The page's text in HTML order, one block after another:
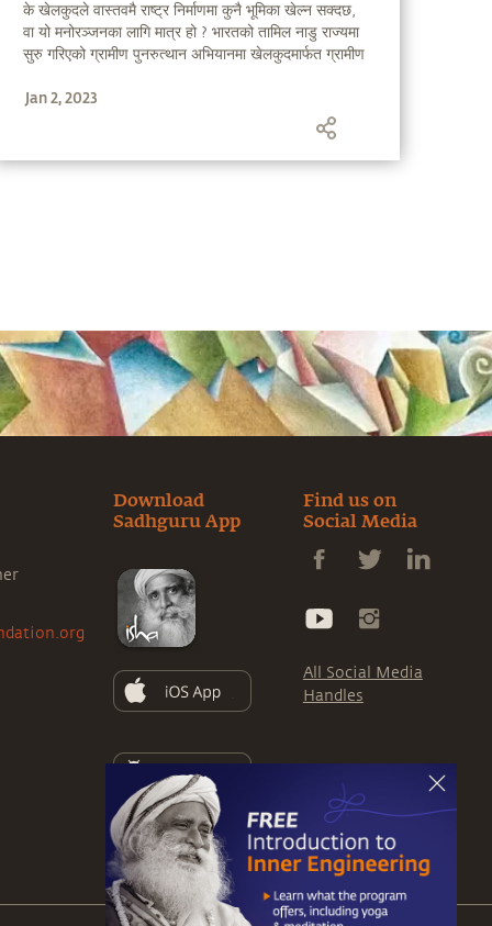
के खेलकुदले वास्तवमै राष्ट्र निर्माणमा कुनै भूमिका खेल्न सक्दछ,
वा यो मनोरञ्जनका लागि मात्र हो ? भारतको तामिल नाडु राज्यमा
सुरु गरिएको ग्रामीण पुनरुत्थान अभियानमा खेलकुदमार्फत ग्रामीण
हामीलाई बताउँदै हुनुहुन्छ कि राष्ट्र बलियो हुनको निम्ति सर्वप्रथम
Jan 2, 2023
Download
Sadhguru App
Find us on
Social Media
All Social Media
Handles